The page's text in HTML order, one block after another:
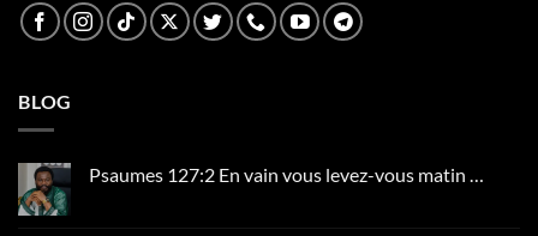
BLOG
Psaumes 127:2 En vain vous levez-vous matin …